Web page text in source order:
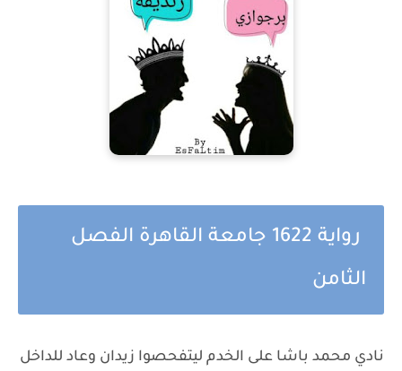
رواية 1622 جامعة القاهرة الفصل
الثامن
نادي محمد باشا على الخدم ليتفحصوا زيدان وعاد للداخل